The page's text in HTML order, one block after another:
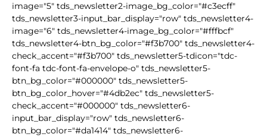
image="5" tds_newsletter2-image_bg_color="#c3ecff"
tds_newsletter3-input_bar_display="row" tds_newsletter4-
image="6" tds_newsletter4-image_bg_color="#fffbcf"
tds_newsletter4-btn_bg_color="#f3b700" tds_newsletter4-
check_accent="#f3b700" tds_newsletter5-tdicon="tdc-
font-fa tdc-font-fa-envelope-o" tds_newsletter5-
btn_bg_color="#000000" tds_newsletter5-
btn_bg_color_hover="#4db2ec" tds_newsletter5-
check_accent="#000000" tds_newsletter6-
input_bar_display="row" tds_newsletter6-
btn_bg_color="#da1414" tds_newsletter6-